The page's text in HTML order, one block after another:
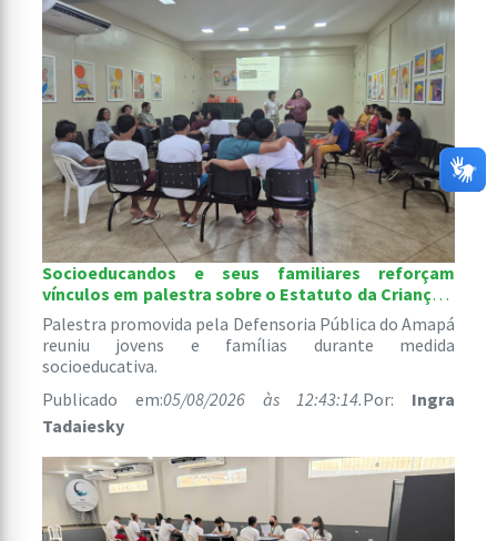
Socioeducandos e seus familiares reforçam
vínculos em palestra sobre o Estatuto da Criança e
do Adolescente
Palestra promovida pela Defensoria Pública do Amapá
reuniu jovens e famílias durante medida
socioeducativa.
Publicado em:05/08/2026 às 12:43:14.Por: Ingra
Tadaiesky